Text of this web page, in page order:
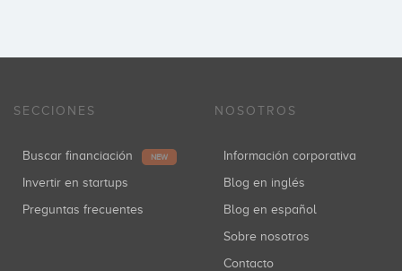
SECCIONES
Buscar financiación NEW
Invertir en startups
Preguntas frecuentes
NOSOTROS
Información corporativa
Blog en inglés
Blog en español
Sobre nosotros
Contacto